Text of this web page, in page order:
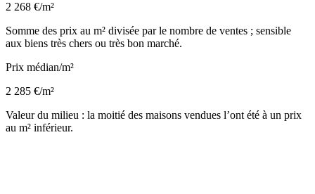
2 268 €/m²
Somme des prix au m² divisée par le nombre de ventes ; sensible
aux biens très chers ou très bon marché.
Prix médian/m²
2 285 €/m²
Valeur du milieu : la moitié des maisons vendues l’ont été à un prix
au m² inférieur.